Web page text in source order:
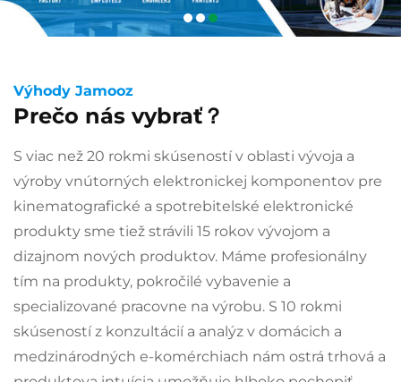
Výhody Jamooz
Prečo nás vybrať？
S viac než 20 rokmi skúseností v oblasti vývoja a
výroby vnútorných elektronickej komponentov pre
kinematografické a spotrebitelské elektronické
produkty sme tiež strávili 15 rokov vývojom a
dizajnom nových produktov. Máme profesionálny
tím na produkty, pokročilé vybavenie a
specializované pracovne na výrobu. S 10 rokmi
skúseností z konzultácií a analýz v domácich a
medzinárodných e-komérchiach nám ostrá trhová a